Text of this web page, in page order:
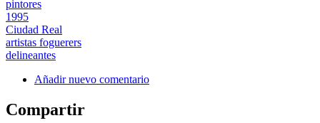
pintores
1995
Ciudad Real
artistas foguerers
delineantes
Añadir nuevo comentario
Compartir